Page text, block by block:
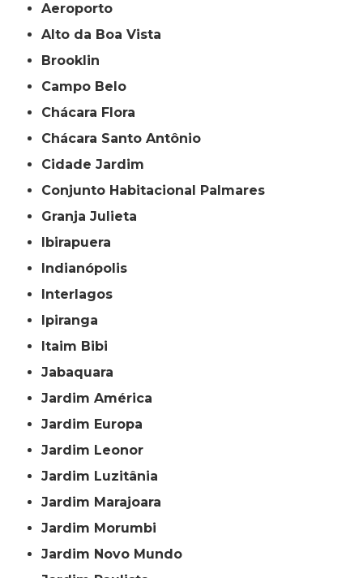
Aeroporto
Alto da Boa Vista
Brooklin
Campo Belo
Chácara Flora
Chácara Santo Antônio
Cidade Jardim
Conjunto Habitacional Palmares
Granja Julieta
Ibirapuera
Indianópolis
Interlagos
Ipiranga
Itaim Bibi
Jabaquara
Jardim América
Jardim Europa
Jardim Leonor
Jardim Luzitânia
Jardim Marajoara
Jardim Morumbi
Jardim Novo Mundo